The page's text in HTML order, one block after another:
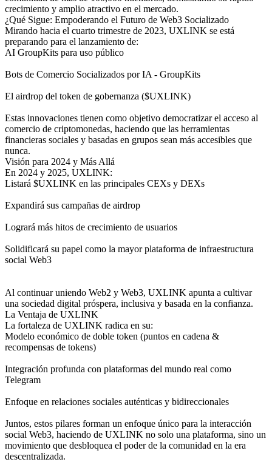
crecimiento y amplio atractivo en el mercado.
¿Qué Sigue: Empoderando el Futuro de Web3 Socializado
Mirando hacia el cuarto trimestre de 2023, UXLINK se está
preparando para el lanzamiento de:
AI GroupKits para uso público
Bots de Comercio Socializados por IA - GroupKits
El airdrop del token de gobernanza ($UXLINK)
Estas innovaciones tienen como objetivo democratizar el acceso al
comercio de criptomonedas, haciendo que las herramientas
financieras sociales y basadas en grupos sean más accesibles que
nunca.
Visión para 2024 y Más Allá
En 2024 y 2025, UXLINK:
Listará $UXLINK en las principales CEXs y DEXs
Expandirá sus campañas de airdrop
Logrará más hitos de crecimiento de usuarios
Solidificará su papel como la mayor plataforma de infraestructura
social Web3
Al continuar uniendo Web2 y Web3, UXLINK apunta a cultivar
una sociedad digital próspera, inclusiva y basada en la confianza.
La Ventaja de UXLINK
La fortaleza de UXLINK radica en su:
Modelo económico de doble token (puntos en cadena &
recompensas de tokens)
Integración profunda con plataformas del mundo real como
Telegram
Enfoque en relaciones sociales auténticas y bidireccionales
Juntos, estos pilares forman un enfoque único para la interacción
social Web3, haciendo de UXLINK no solo una plataforma, sino un
movimiento que desbloquea el poder de la comunidad en la era
descentralizada.